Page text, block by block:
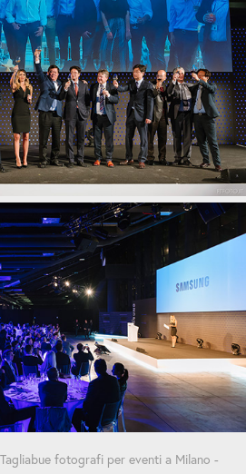
fotografi per eventi a Milano -